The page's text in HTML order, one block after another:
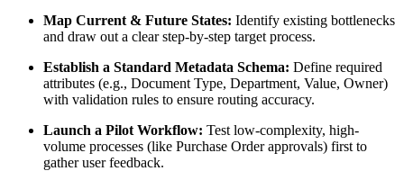
Map Current & Future States: Identify existing bottlenecks
and draw out a clear step-by-step target process.
Establish a Standard Metadata Schema: Define required
attributes (e.g., Document Type, Department, Value, Owner)
with validation rules to ensure routing accuracy.
Launch a Pilot Workflow: Test low-complexity, high-
volume processes (like Purchase Order approvals) first to
gather user feedback.